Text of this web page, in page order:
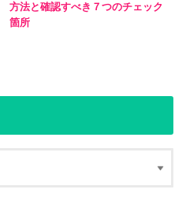
方法と確認すべき７つのチェック
箇所